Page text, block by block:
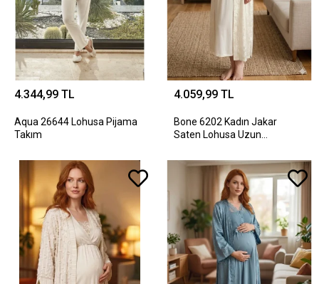
4.344,99 TL
Aqua 26644 Lohusa Pijama
Takım
4.059,99 TL
Bone 6202 Kadın Jakar
Saten Lohusa Uzun